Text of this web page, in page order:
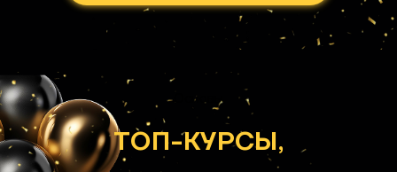
Ссылка на это место страницы:
Основы
ТОП-КУРСЫ,